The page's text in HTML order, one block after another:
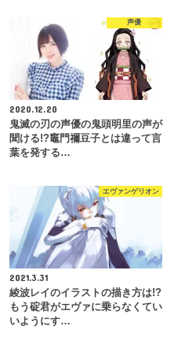
声優
2020.12.20
鬼滅の刃の声優の鬼頭明里の声が
聞ける!?竈門禰豆子とは違って言
葉を発する…
エヴァンゲリオン
2021.3.31
綾波レイのイラストの描き方は!?
もう碇君がエヴァに乗らなくてい
いようにす…